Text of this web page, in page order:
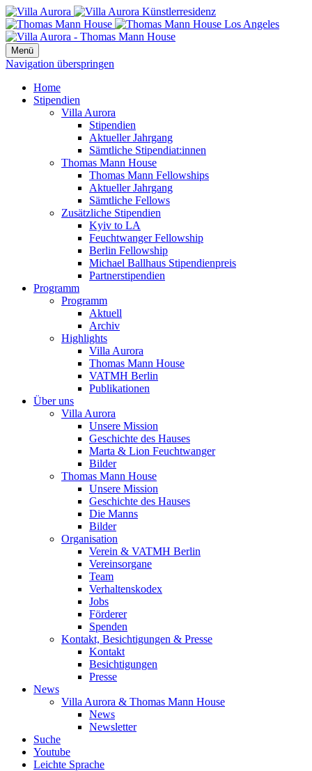
Menü
Navigation überspringen
Home
Stipendien
Villa Aurora
Stipendien
Aktueller Jahrgang
Sämtliche Stipendiat:innen
Thomas Mann House
Thomas Mann Fellowships
Aktueller Jahrgang
Sämtliche Fellows
Zusätzliche Stipendien
Kyiv to LA
Feuchtwanger Fellowship
Berlin Fellowship
Michael Ballhaus Stipendienpreis
Partnerstipendien
Programm
Programm
Aktuell
Archiv
Highlights
Villa Aurora
Thomas Mann House
VATMH Berlin
Publikationen
Über uns
Villa Aurora
Unsere Mission
Geschichte des Hauses
Marta & Lion Feuchtwanger
Bilder
Thomas Mann House
Unsere Mission
Geschichte des Hauses
Die Manns
Bilder
Organisation
Verein & VATMH Berlin
Vereinsorgane
Team
Verhaltenskodex
Jobs
Förderer
Spenden
Kontakt, Besichtigungen & Presse
Kontakt
Besichtigungen
Presse
News
Villa Aurora & Thomas Mann House
News
Newsletter
Suche
Youtube
Leichte Sprache